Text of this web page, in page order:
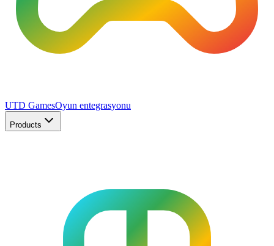
UTD GamesOyun entegrasyonu
Products